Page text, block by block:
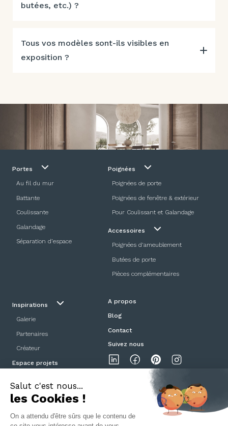
butées, etc.) ?
Tous vos modèles sont-ils visibles en
exposition ?
Portes
Au fil du mur
Battante
Coulissante
Galandage
Séparation d’espace
Poignées
Poignées de porte
Poignées de fenêtre & extérieur
Pour Coulissant et Galandage
Accessoires
Poignées d'ameublement
Butées de porte
Pièces complémentaires
Inspirations
Galerie
Partenaires
Créateur
Espace projets
A propos
Blog
Contact
Suivez nous
Mentions légalesPolitique de confidentialitéCGV